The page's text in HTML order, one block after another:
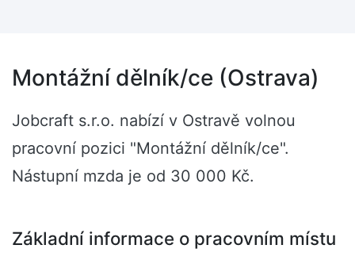
Montážní dělník/ce (Ostrava)
Jobcraft s.r.o. nabízí v Ostravě volnou
pracovní pozici "Montážní dělník/ce".
Nástupní mzda je od 30 000 Kč.
Základní informace o pracovním místu